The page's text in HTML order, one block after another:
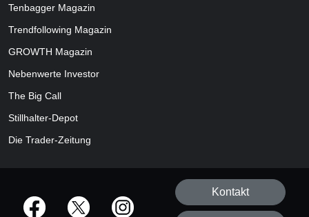
Tenbagger Magazin
Trendfollowing Magazin
GROWTH Magazin
Nebenwerte Investor
The Big Call
Stillhalter-Depot
Die Trader-Zeitung
offizielle Social Media-Accounts
Kontakt